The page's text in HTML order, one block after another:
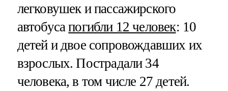
легковушек и пассажирского
автобусапогибли 12 человек: 10
детей и двое сопровождавших их
взрослых. Пострадали 34
человека, в том числе 27 детей.